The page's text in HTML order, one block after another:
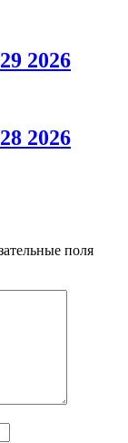
2026
2026
поля